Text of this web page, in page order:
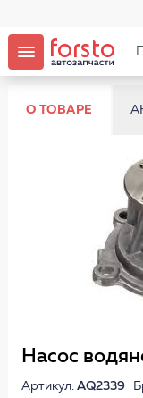
О ТОВАРЕ
Насос
Артикул: AQ2339